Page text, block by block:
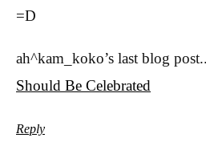
=D
ah^kam_koko’s last blog post..
Should Be Celebrated
Reply